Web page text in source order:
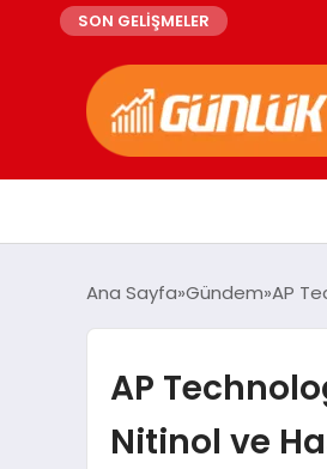
SON GELİŞMELER
Ana Sayfa Gündem AP
AP
Nitinol ve